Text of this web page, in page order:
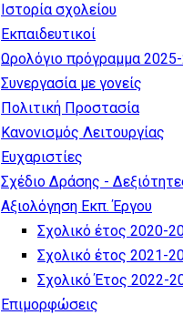
Ιστορία σχολείου
Εκπαιδευτικοί
Ωρολόγιο πρόγραμμα
Συνεργασία με γονείς
Πολιτική Προστασία
Κανονισμός Λειτουργίας
Ευχαριστίες
Σχέδιο Δράσης -
Αξιολόγηση Εκπ. Έργου
Σχολικό έτος 2020-
Σχολικό έτος 2021-
Σχολικό Έτος 2022-
Επιμορφώσεις